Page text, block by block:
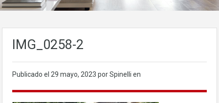
IMG_0258-2
Publicado el 29 mayo, 2023 por Spinelli en